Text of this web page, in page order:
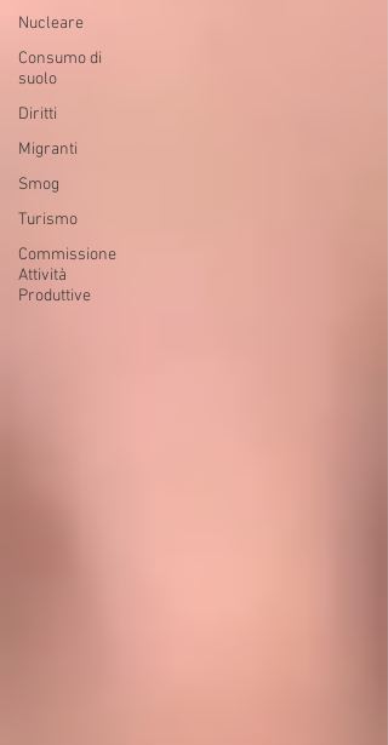
Nucleare
Consumo di
suolo
Diritti
Migranti
Smog
Turismo
Commissione
Attività
Produttive